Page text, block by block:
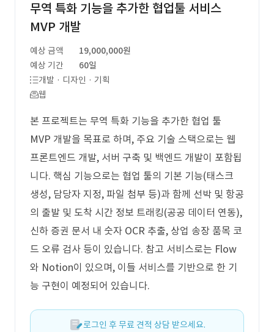
무역 특화 기능을 추가한 협업툴 서비스
MVP 개발
예상 금액
19,000,000원
예상 기간
60일
개발 · 디자인 · 기획
웹
본 프로젝트는 무역 특화 기능을 추가한 협업 툴
MVP 개발을 목표로 하며, 주요 기술 스택으로는 웹
프론트엔드 개발, 서버 구축 및 백엔드 개발이 포함됩
니다. 핵심 기능으로는 협업 툴의 기본 기능(태스크
생성, 담당자 지정, 파일 첨부 등)과 함께 선박 및 항공
의 출발 및 도착 시간 정보 트래킹(공공 데이터 연동),
신하 증권 문서 내 숫자 OCR 추출, 상업 송장 품목 코
드 오류 검사 등이 있습니다. 참고 서비스로는 Flow
와 Notion이 있으며, 이들 서비스를 기반으로 한 기
능 구현이 예정되어 있습니다.
로그인 후 무료 견적 상담 받으세요.